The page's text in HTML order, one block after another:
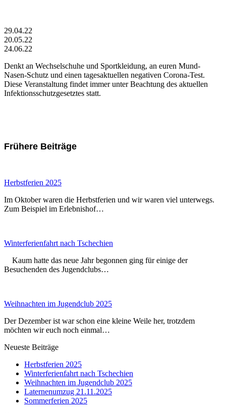
29.04.22
20.05.22
24.06.22
Denkt an Wechselschuhe und Sportkleidung, an euren Mund-
Nasen-Schutz und einen tagesaktuellen negativen Corona-Test.
Diese Veranstaltung findet immer unter Beachtung des aktuellen
Infektionsschutzgesetztes statt.
Frühere Beiträge
Herbstferien 2025
Im Oktober waren die Herbstferien und wir waren viel unterwegs.
Zum Beispiel im Erlebnishof…
Winterferienfahrt nach Tschechien
Kaum hatte das neue Jahr begonnen ging für einige der
Besuchenden des Jugendclubs…
Weihnachten im Jugendclub 2025
Der Dezember ist war schon eine kleine Weile her, trotzdem
möchten wir euch noch einmal…
Neueste Beiträge
Herbstferien 2025
Winterferienfahrt nach Tschechien
Weihnachten im Jugendclub 2025
Laternenumzug 21.11.2025
Sommerferien 2025